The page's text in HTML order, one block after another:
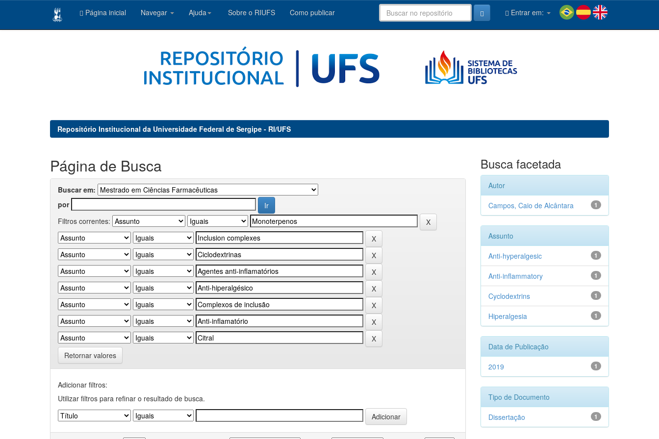
Página inicial Navegar Ajuda Sobre o RIUFS Como publicar Entrar em:
Repositório Institucional da Universidade Federal de Sergipe - RI/UFS
Página de Busca
Buscar em:
por
Filtros correntes:
Retornar valores
Adicionar filtros:
Utilizar filtros para refinar o resultado de busca.
Busca facetada
Autor
1
Campos, Caio de Alcântara
Assunto
1
Anti-hyperalgesic
1
Anti-inflammatory
1
Cyclodextrins
1
Hiperalgesia
Data de Publicação
1
2019
Tipo de Documento
1
Dissertação